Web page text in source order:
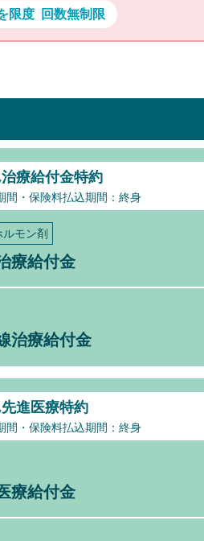
限度 回数無制限
療給付金特約
間・保険料払込期間：終身
モン剤
療給付金
治療給付金
進医療特約
間・保険料払込期間：終身
療給付金